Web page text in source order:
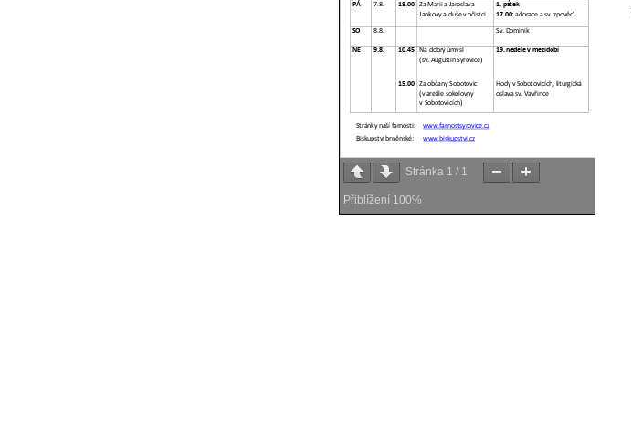
Stránka 1 / 1
Přiblížení 100%